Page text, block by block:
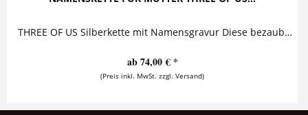
THREE OF US Silberkette mit Namensgravur Diese bezaubernde Familienkette mit Gravur besteht aus drei personalisierten Anhängern und einer...
ab 74,00 € *
(Preis inkl. MwSt. zzgl. Versand)